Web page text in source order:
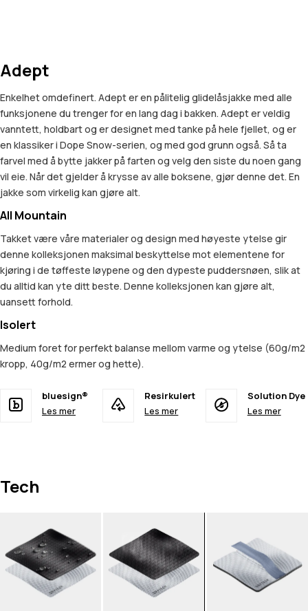
Adept
Enkelhet omdefinert. Adept er en pålitelig glidelåsjakke med alle
funksjonene du trenger for en lang dag i bakken. Adept er veldig
vanntett, holdbart og er designet med tanke på hele fjellet, og er
en klassiker i Dope Snow-serien, og med god grunn også. Så ta
farvel med å bytte jakker på farten og velg den siste du noen gang
vil eie. Når det gjelder å krysse av alle boksene, gjør denne det. En
jakke som virkelig kan gjøre alt.
All Mountain
Takket være våre materialer og design med høyeste ytelse gir
denne kolleksjonen maksimal beskyttelse mot elementene for
kjøring i de tøffeste løypene og den dypeste puddersnøen, slik at
du alltid kan yte ditt beste. Denne kolleksjonen kan gjøre alt,
uansett forhold.
Isolert
Medium foret for perfekt balanse mellom varme og ytelse (60g/m2
kropp, 40g/m2 ermer og hette).
bluesign®
Les mer
Resirkulert
Les mer
Solution Dye
Les mer
Tech